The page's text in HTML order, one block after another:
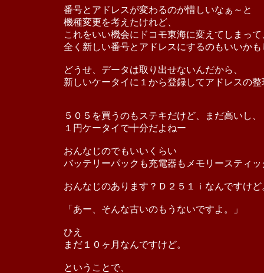
番号とアドレスが変わるのが惜しいなぁ～と
機種変更を考えたけれど、
これをいい機会にドコモ東海に変えてしまって
全く新しい番号とアドレスにするのもいいかも
どうせ、データは取り出せないんだから、
新しいケータイに１から登録してアドレスの
５０５を買うのもステキだけど、まだ高いし、
１円ケータイで十分だよねー
おんなじのでもいいくらい
バッテリーパックも充電器もメモリースティ
おんなじのあります？Ｄ２５１ｉなんですけど
「あー、そんな古いのもうないですよ。」
ひえ
まだ１０ヶ月なんですけど。
ということで、